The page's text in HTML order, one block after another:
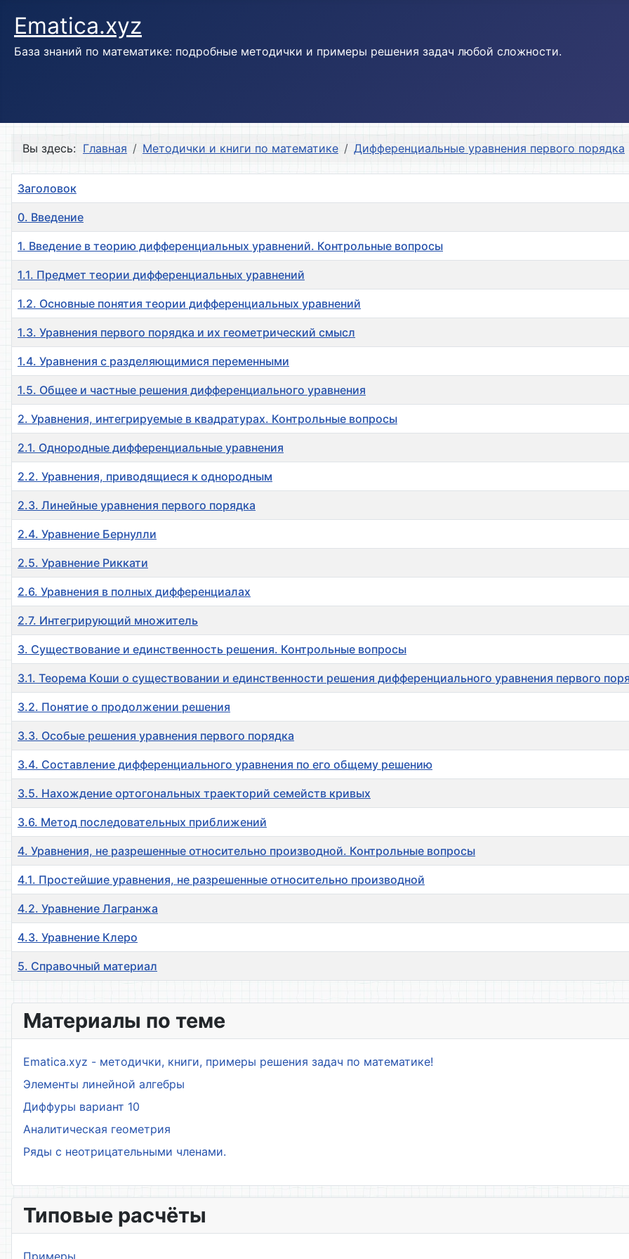
Ematica.xyz
База знаний по математике: подробные методички и примеры решения задач любой сложности.
Вы здесь: Главная Методички и книги по математике Дифференциальные уравнения первого порядка
Заголовок
0. Введение
1. Введение в теорию дифференциальных уравнений. Контрольные вопросы
1.1. Предмет теории дифференциальных уравнений
1.2. Основные понятия теории дифференциальных уравнений
1.3. Уравнения первого порядка и их геометрический смысл
1.4. Уравнения с разделяющимися переменными
1.5. Общее и частные решения дифференциального уравнения
2. Уравнения, интегрируемые в квадратурах. Контрольные вопросы
2.1. Однородные дифференциальные уравнения
2.2. Уравнения, приводящиеся к однородным
2.3. Линейные уравнения первого порядка
2.4. Уравнение Бернулли
2.5. Уравнение Риккати
2.6. Уравнения в полных дифференциалах
2.7. Интегрирующий множитель
3. Существование и единственность решения. Контрольные вопросы
3.1. Теорема Коши о существовании и единственности решения дифференциального уравнения первого
3.2. Понятие о продолжении решения
3.3. Особые решения уравнения первого порядка
3.4. Составление дифференциального уравнения по его общему решению
3.5. Нахождение ортогональных траекторий семейств кривых
3.6. Метод последовательных приближений
4. Уравнения, не разрешенные относительно производной. Контрольные вопросы
4.1. Простейшие уравнения, не разрешенные относительно производной
4.2. Уравнение Лагранжа
4.3. Уравнение Клеро
5. Справочный материал
Материалы по теме
Ematica.xyz - методички, книги, примеры решения задач по математике!
Элементы линейной алгебры
Диффуры вариант 10
Аналитическая геометрия
Ряды с неотрицательными членами.
Типовые расчёты